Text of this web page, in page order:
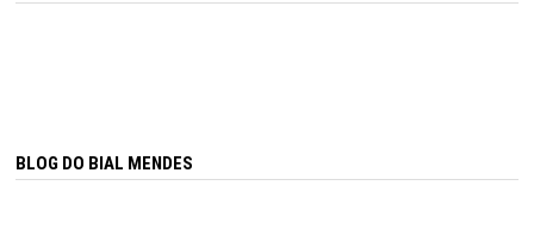
BLOG DO BIAL MENDES